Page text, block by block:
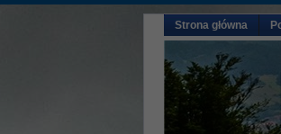
Strona główna